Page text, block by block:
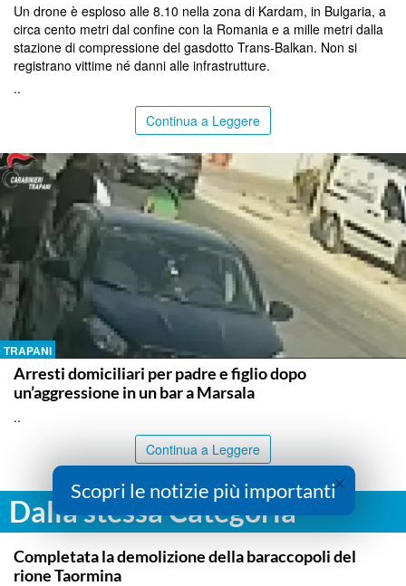
Un drone è esploso alle 8.10 nella zona di Kardam, in Bulgaria, a
circa cento metri dal confine con la Romania e a mille metri dalla
stazione di compressione del gasdotto Trans-Balkan. Non si
registrano vittime né danni alle infrastrutture.
..
Continua a Leggere
TRAPANI
Arresti domiciliari per padre e figlio dopo
un’aggressione in un bar a Marsala
..
Continua a Leggere
Dalla stessa Categoria
MESSINA
Completata la demolizione della baraccopoli del
rione Taormina
×
Scopri le notizie più importanti